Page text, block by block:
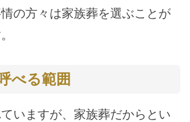
の方々は家族葬を選ぶことが
べる範囲
いますが、家族葬だからとい